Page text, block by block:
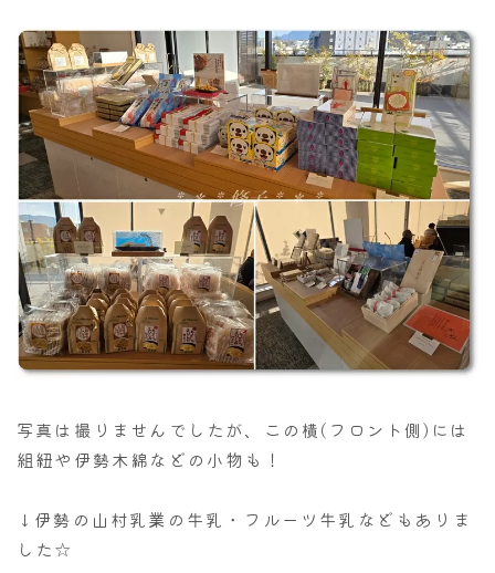
写真は撮りませんでしたが、この横(フロント側)には
組紐や伊勢木綿などの小物も！
↓伊勢の山村乳業の牛乳・フルーツ牛乳などもありま
した☆